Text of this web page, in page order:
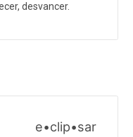
desvancer.
e•clip•sar